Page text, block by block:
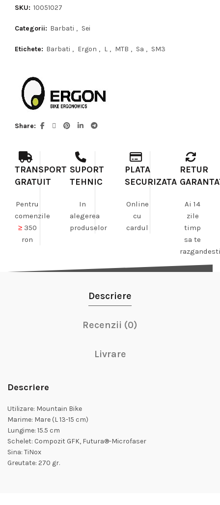
SKU: 10051027
Categorii: Barbati , Sei
Etichete: Barbati , Ergon , L , MTB , Sa , SM3
Share
TRANSPORT
GRATUIT
Pentru
comenzile
≥350
ron
SUPORT
TEHNIC
In
alegerea
produselor
PLATA
SECURIZATA
Online
cu
cardul
RETUR
Ai 14
zile
timp
sa te
Descriere
Recenzii (0)
Livrare
Descriere
Utilizare: Mountain Bike
Marime: Mare (L 13-15 cm)
Lungime: 15.5 cm
Schelet: Compozit GFK, Futura®-Microfaser
Sina: TiNox
Greutate: 270 gr.